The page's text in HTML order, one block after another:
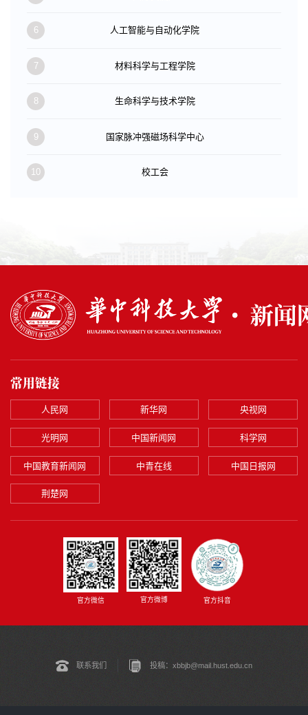
6 人工智能与自动化学院
7 材料科学与工程学院
8 生命科学与技术学院
9 国家脉冲强磁场科学中心
10 校工会
常用链接
人民网 新华网 央视网
光明网 中国新闻网 科学网
中国教育新闻网 中青在线 中国日报网
荆楚网
官方微信 官方微博 官方抖音
联系我们 投稿：xbbjb@mail.hust.edu.cn